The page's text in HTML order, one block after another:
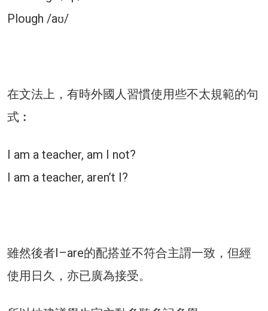
Plough /aʊ/
在文法上，有時外國人習慣使用些不太規範的句
式︰
I am a teacher, am I not?
I am a teacher, aren’t I?
雖然後者I–are的配搭並不符合主謂一致，但經
使用日久，亦已廣為接受。